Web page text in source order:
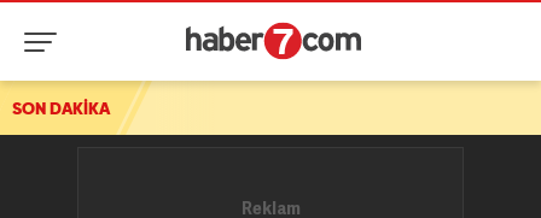
SON DAKİKA